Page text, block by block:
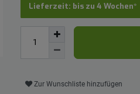
Lieferzeit: bis zu 4 Wochen*
Zur Wunschliste hinzufügen